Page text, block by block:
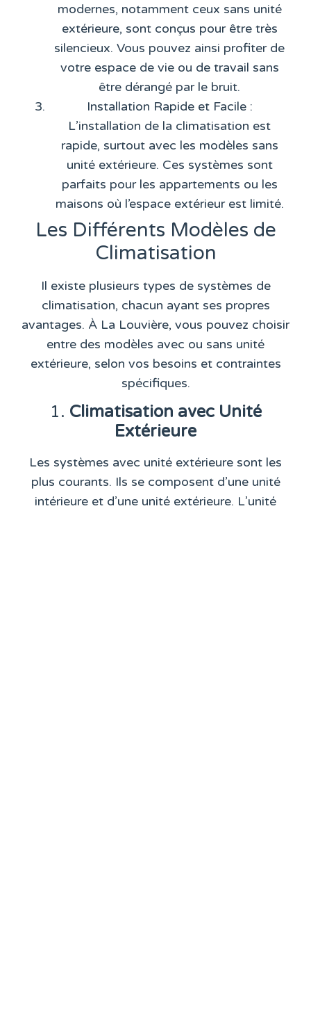
modernes, notamment ceux sans unité
extérieure, sont conçus pour être très
silencieux. Vous pouvez ainsi profiter de
votre espace de vie ou de travail sans
être dérangé par le bruit.
Installation Rapide et Facile:
L’installation de la climatisation est
rapide, surtout avec les modèles sans
unité extérieure. Ces systèmes sont
parfaits pour les appartements ou les
maisons où l’espace extérieur est limité.
Les Différents Modèles de
Climatisation
Il existe plusieurs types de systèmes de
climatisation, chacun ayant ses propres
avantages. À La Louvière, vous pouvez choisir
entre des modèles avec ou sans unité
extérieure, selon vos besoins et contraintes
spécifiques.
1. Climatisation avec Unité
Extérieure
Les systèmes avec unité extérieure sont les
plus courants. Ils se composent d’une unité
intérieure et d’une unité extérieure. L’unité